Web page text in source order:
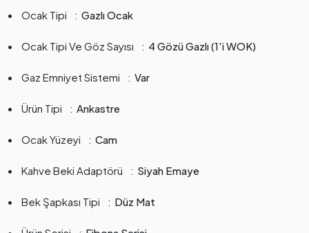
Ocak Tipi Gazlı Ocak
Ocak Tipi Ve Göz Sayısı 4 Gözü Gazlı (1'i WOK)
Gaz Emniyet Sistemi Var
Ürün Tipi Ankastre
Ocak Yüzeyi Cam
Kahve Beki Adaptörü Siyah Emaye
Bek Şapkası Tipi Düz Mat